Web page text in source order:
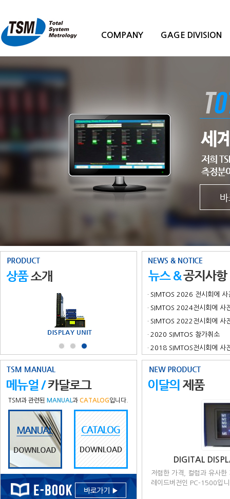
COMPANY GAGE DIVISION
· SIMTOS 2026 전시회에 사
· SIMTOS 2024전시회에 사
· SIMTOS 2022전시회에 사
· 2020 SIMTOS 참가취소
· 2018 SIMTOS전시회에 사
TSM과 관련된 MANUAL과 CATALOG입니다.
DIGITAL
저렴한 가격, 컬럼과 유사
레이드버전인 PC-1500입